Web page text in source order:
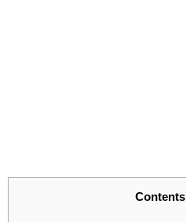
Contents